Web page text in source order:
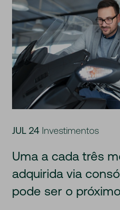
JUL 24 Investimentos
Uma a cada três
adquirida via
pode ser o próximo